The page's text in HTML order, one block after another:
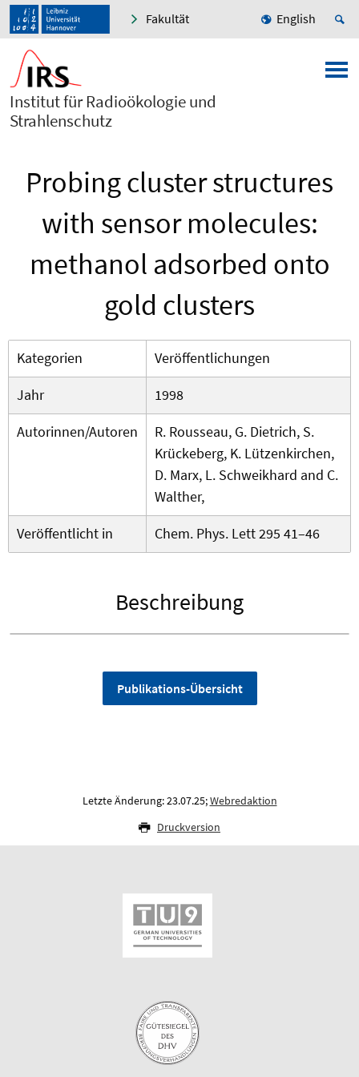
Fakultät English
Institut für Radioökologie und
Strahlenschutz
Probing cluster structures
with sensor molecules:
methanol adsorbed onto
gold clusters
Kategorien
Veröffentlichungen
Jahr
1998
Autorinnen/Autoren
R. Rousseau, G. Dietrich, S.
Krückeberg, K. Lützenkirchen,
D. Marx, L. Schweikhard and C.
Walther,
Veröffentlicht in
Chem. Phys. Lett 295 41–46
Beschreibung
Publikations-Übersicht
Letzte Änderung: 23.07.25;Webredaktion
Druckversion